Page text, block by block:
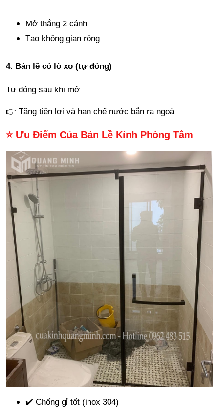
Mở thẳng 2 cánh
Tạo không gian rộng
4. Bản lề có lò xo (tự đóng)
Tự đóng sau khi mở
👉 Tăng tiện lợi và hạn chế nước bắn ra ngoài
⭐ Ưu Điểm Của Bản Lề Kính Phòng Tắm
✔️ Chống gỉ tốt (inox 304)